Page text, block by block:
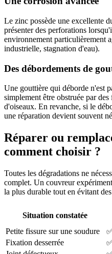
Le zinc possède une excellente
présenter des perforations
environnement particulièrement
industrielle, stagnation d'eau).
Des débordements de
Une gouttière qui déborde n'est
simplement être obstruée par
d'oiseaux. En revanche, si le
une réparation devient souvent
Réparer ou
comment choisir ?
Toutes les dégradations ne
complet. Un couvreur
la plus durable tout en évitant
Situation constatée
Petite fissure sur une soudure
Fixation desserrée